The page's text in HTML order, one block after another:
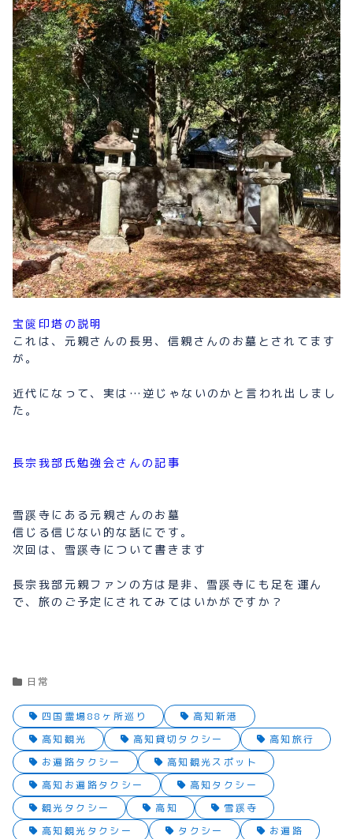
宝篋印塔の説明
これは、元親さんの長男、信親さんのお墓とされてます
が。
近代になって、実は…逆じゃないのかと言われ出しまし
た。
長宗我部氏勉強会さんの記事
雪蹊寺にある元親さんのお墓
信じる信じない的な話にです。
次回は、雪蹊寺について書きます
長宗我部元親ファンの方は是非、雪蹊寺にも足を運ん
で、旅のご予定にされてみてはいかがですか？
日常
四国霊場88ヶ所巡り
高知新港
高知観光
高知貸切タクシー
高知旅行
お遍路タクシー
高知観光スポット
高知お遍路タクシー
高知タクシー
観光タクシー
高知
雪蹊寺
高知観光タクシー
タクシー
お遍路